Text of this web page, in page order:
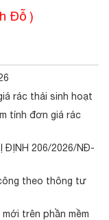
Đỗ )
rác thải sinh hoạt
tính đơn giá rác
ĐỊNH 206/2026/NĐ-
theo thông tư
trên phần mềm